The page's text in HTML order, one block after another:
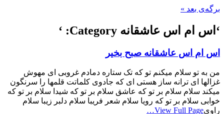
برگه‌ی بعد »
‘اس ام اس عاشقانه Category: ‘
اس ام اس عاشقانه صبح بخیر
من به تو سلام میکنم تو که تک ستاره دمادم غروبی ای مهوش
غزالها ای ترانه ساز هستی ای که جادوی کلماتت قلمها را سرنگون
میکند سلام سلام بر تو که عاشق سلام بر تو که شیدا سلام بر تو که
خوابی سلام بر تو که رویا سلام شعر فریبا سلام دلبر زیبا سلام
راویView Full Page…